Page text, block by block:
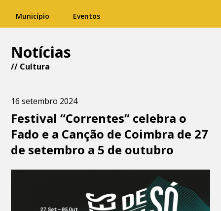
Município Eventos
Notícias
// Cultura
16 setembro 2024
Festival “Correntes” celebra o
Fado e a Canção de Coimbra de 27
de setembro a 5 de outubro